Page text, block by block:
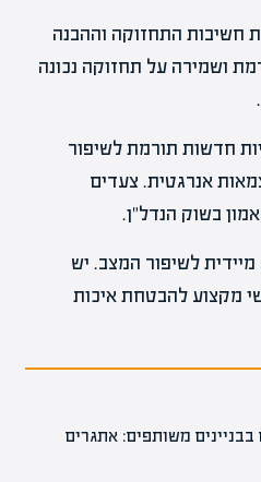
חשיבות התחזוקה וההבנה
ושמירה על תחזוקה נכונה
חדשות תורמת לשיפור
אנרגטית. צעדים
בשוק הנדל"ן.
לשיפור המצב. יש
מקצוע להבטחת איכות
בבניינים משותפים: אתגרים